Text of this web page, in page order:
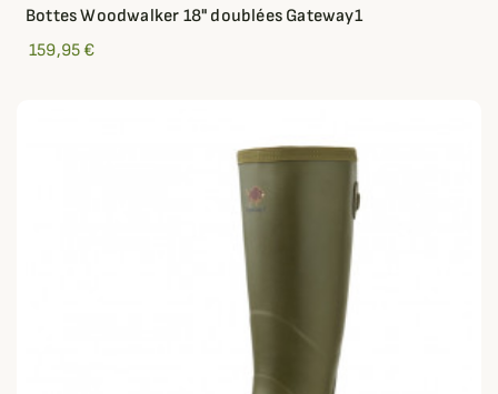
Bottes Woodwalker 18" doublées Gateway1
159,95 €